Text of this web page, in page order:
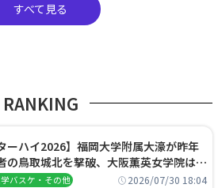
すべて見る
RANKING
ーハイ2026】福岡大学附属大濠が昨年
の鳥取城北を撃破、大阪薫英女学院は岐
完勝、大会3日目試合結果
バスケ・その他 2026/07/30 18:04